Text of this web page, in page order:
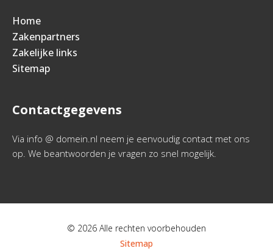
Home
Zakenpartners
Zakelijke links
Sitemap
Contactgegevens
Via info @ domein.nl neem je eenvoudig contact met ons
op. We beantwoorden je vragen zo snel mogelijk.
© 2026 Alle rechten voorbehouden
Sitemap